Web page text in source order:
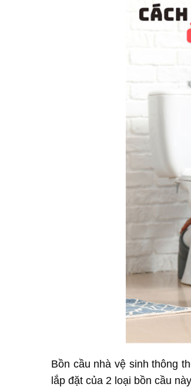
Bồn cầu nhà vệ sinh thông
lắp đặt của 2 loại bồn cầu